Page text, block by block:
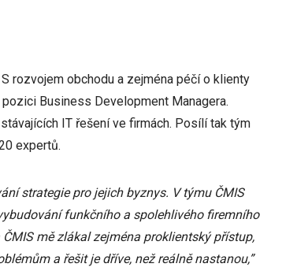
rozvojem obchodu a zejména péčí o klienty
Business Development Managera.
IT řešení ve firmách. Posílí tak tým
expertů.
strategie pro jejich byznys. V týmu ČMIS
funkčního a spolehlivého firemního
mě zlákal zejména proklientský přístup,
a řešit je dříve, než reálně nastanou,”